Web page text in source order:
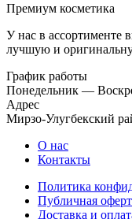
Премиум косметика
У нас в ассортименте
лучшую и
График работы
Понедельник —
Адрес
Мирзо-Улугбекский
О нас
Контакты
Политика
Публичная
Доставка и